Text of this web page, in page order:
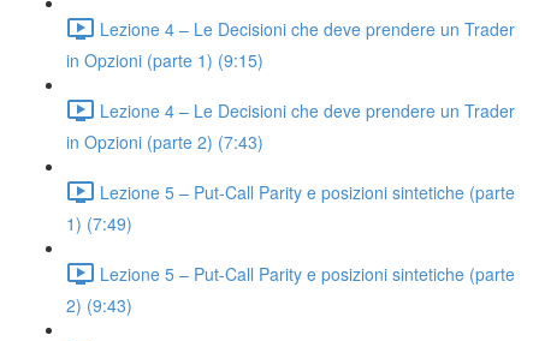
Lezione 4 – Le Decisioni che deve prendere un Trader
in Opzioni (parte 1) (9:15)
Lezione 4 – Le Decisioni che deve prendere un Trader
in Opzioni (parte 2) (7:43)
Lezione 5 – Put-Call Parity e posizioni sintetiche (parte
1) (7:49)
Lezione 5 – Put-Call Parity e posizioni sintetiche (parte
2) (9:43)